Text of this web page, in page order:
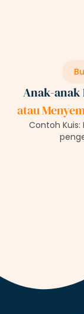
Anak-anak
atau
Contoh